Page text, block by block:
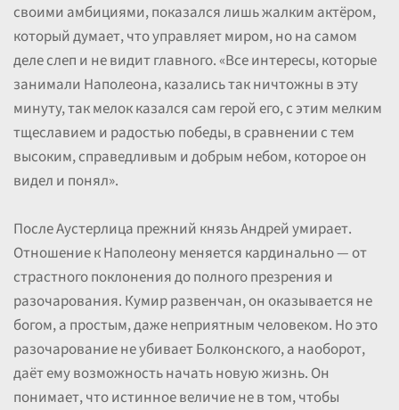
своими амбициями, показался лишь жалким актёром,
который думает, что управляет миром, но на самом
деле слеп и не видит главного. «Все интересы, которые
занимали Наполеона, казались так ничтожны в эту
минуту, так мелок казался сам герой его, с этим мелким
тщеславием и радостью победы, в сравнении с тем
высоким, справедливым и добрым небом, которое он
видел и понял».
После Аустерлица прежний князь Андрей умирает.
Отношение к Наполеону меняется кардинально — от
страстного поклонения до полного презрения и
разочарования. Кумир развенчан, он оказывается не
богом, а простым, даже неприятным человеком. Но это
разочарование не убивает Болконского, а наоборот,
даёт ему возможность начать новую жизнь. Он
понимает, что истинное величие не в том, чтобы